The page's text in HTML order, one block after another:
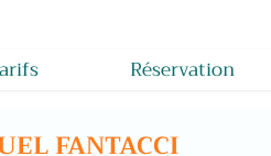
Réservation
FANTACCI